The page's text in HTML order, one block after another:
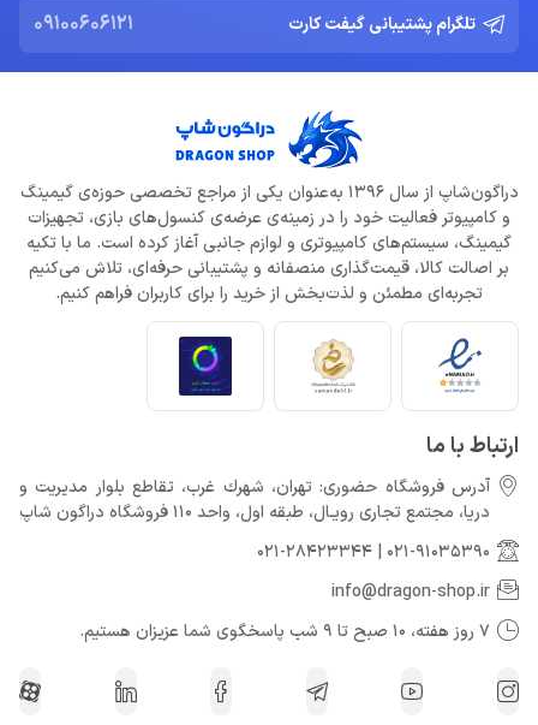
تلگرام پشتیبانی گیفت کارت 09100606121
دراگون‌شاپ از سال 1396 به‌عنوان یکی از مراجع تخصصی حوزه‌ی گیمینگ
و کامپیوتر فعالیت خود را در زمینه‌ی عرضه‌ی کنسول‌های بازی، تجهیزات
گیمینگ، سیستم‌های کامپیوتری و لوازم جانبی آغاز کرده است. ما با تکیه
بر اصالت کالا، قیمت‌گذاری منصفانه و پشتیبانی حرفه‌ای، تلاش می‌کنیم
تجربه‌ای مطمئن و لذت‌بخش از خرید را برای کاربران فراهم کنیم.
ارتباط با ما
آدرس فروشگاه حضوری: تهران، شهرك غرب، تقاطع بلوار مدیریت و
دريا، مجتمع تجارى رويـال، طبقه اول، واحد 110 فروشگاه دراگون شاپ
021-91035390
021-28423344
info@dragon-shop.ir
7 روز هفته، 10 صبح تا 9 شب پاسخگوی شما عزیزان هستیم.